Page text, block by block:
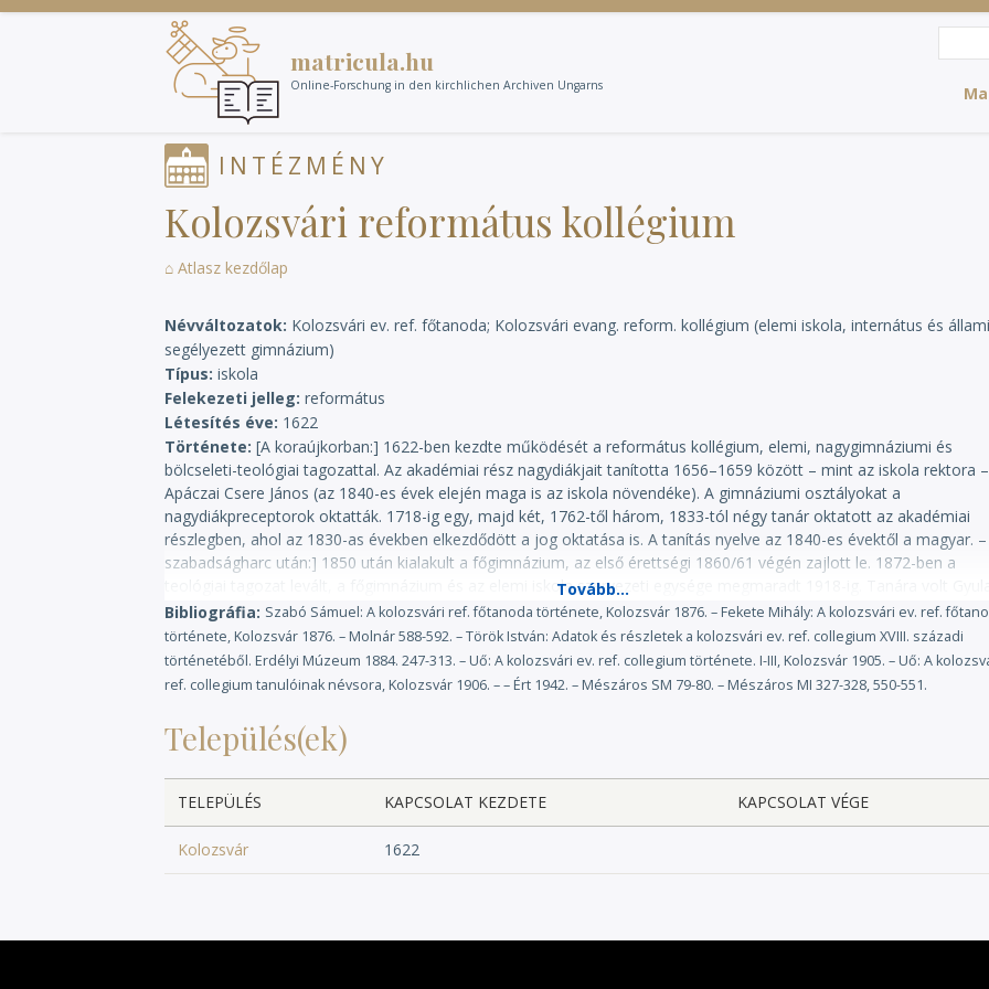
Direkt
matricula.hu
Online-Forschung in den kirchlichen Archiven Ungarns
INTÉZMÉNY
Kolozsvári református kollégium
⌂ Atlasz kezdőlap
Névváltozatok Kolozsvári ev. ref. főtanoda; Kolozsvári evang. reform. kollégium (elemi iskola, internátus és
segélyezett gimnázium)
Típus iskola
Felekezeti jelleg református
Létesítés éve 1622
Története [A koraújkorban:] 1622-ben kezdte működését a református kollégium, elemi, nagygimnáziumi és
bölcseleti-teológiai tagozattal. Az akadémiai rész nagydiákjait tanította 1656–1659 között – mint az iskola rektora –
Apáczai Csere János (az 1840-es évek elején maga is az iskola növendéke). A gimnáziumi osztályokat a
nagydiákpreceptorok oktatták. 1718-ig egy, majd két, 1762-től három, 1833-tól négy tanár oktatott az akadémiai
részlegben, ahol az 1830-as években elkezdődött a jog oktatása is. A tanítás nyelve az 1840-es évektől a magyar.
szabadságharc után:] 1850 után kialakult a főgimnázium, az első érettségi 1860/61 végén zajlott le. 1872-ben a
teológiai tagozat levált, a főgimnázium és az elemi iskola szervezeti egysége megmaradt 1918-ig. Tanára volt Gyulay
Pál, Áprily Lajos, tanulója volt Kun Béla, Remenyik Zsigmond, Szabó Dezső. – Tanulólétszámok: 1880: 285 (24);
387 (30); 1910: 389 (38). – [A trianoni impériumváltás után:] 1919 után – román fennhatóság alatt – az iskola
jellege és magyar tannyelve megmaradt (a román nemzeti tantárgyakat románul oktatva). Tanulólétszám 1925-
518, 1935-ben: 353. 1940 őszétől – magyar fennhatóság alatt – egységes gimnázium. Tanulólétszám 1942-ben: 636
Bibliográfia Szabó Sámuel: A kolozsvári ref. főtanoda története, Kolozsvár 1876. – Fekete Mihály: A kolozsvári ev. ref.
története, Kolozsvár 1876. – Molnár 588-592. – Török István: Adatok és részletek a kolozsvári ev. ref. collegium XVIII. századi
történetéből. Erdélyi Múzeum 1884. 247-313. – Uő: A kolozsvári ev. ref. collegium története. I-III, Kolozsvár 1905. – Uő: A
ref. collegium tanulóinak névsora, Kolozsvár 1906. – – Ért 1942. – Mészáros SM 79-80. – Mészáros MI 327-328, 550-551.
Település(ek)
TELEPÜLÉS KAPCSOLAT KEZDETE KAPCSOLAT VÉGE
Kolozsvár 1622